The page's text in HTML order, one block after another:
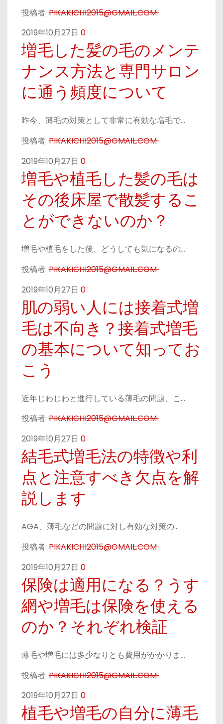
投稿者: PIKAKICHI2015@GMAIL.COM
2019年10月27日 0
増毛した髪の毛のメンテ
ナンス方法と専門サロン
に通う頻度について
昨今、薄毛の対策として非常に有効な増毛で…
投稿者: PIKAKICHI2015@GMAIL.COM
2019年10月27日 0
増毛や植毛した髪の毛は
その後床屋で散髪するこ
とができないのか？
増毛や植毛をした後、どうしても気になるの…
投稿者: PIKAKICHI2015@GMAIL.COM
2019年10月27日 0
肌の弱い人には接着式増
毛は不向き？接着式増毛
の基本について知ってお
こう
近年じわじわと進行している薄毛の問題、こ…
投稿者: PIKAKICHI2015@GMAIL.COM
2019年10月27日 0
結毛式増毛法の特徴や利
点と注意すべき欠点を解
説します
AGA、薄毛などの問題に対し有効な対策の…
投稿者: PIKAKICHI2015@GMAIL.COM
2019年10月27日 0
保険は適用になる？うす
網や増毛は保険を使える
のか？それぞれ検証
薄毛や増毛には多少なりとも費用がかかりま…
投稿者: PIKAKICHI2015@GMAIL.COM
2019年10月27日 0
植毛や増毛の自分に薄毛